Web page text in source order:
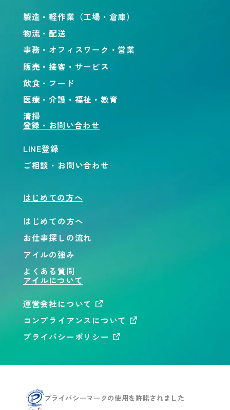
製造・軽作業（工場・倉庫）
物流・配送
事務・オフィスワーク・営業
販売・接客・サービス
飲食・フード
医療・介護・福祉・教育
清掃
登録・お問い合わせ
LINE登録
ご相談・お問い合わせ
はじめての方へ
はじめての方へ
お仕事探しの流れ
アイルの強み
よくある質問
アイルについて
運営会社について
コンプライアンスについて
プライバシーポリシー
プライバシーマークの使用を許諾されました